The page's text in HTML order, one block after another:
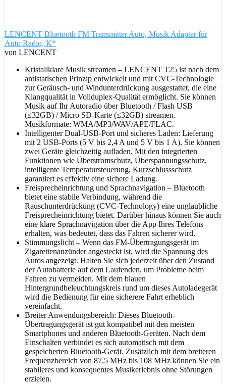
LENCENT Bluetooth FM Transmitter Auto, Musik Adapter für
Auto Radio, K*
von LENCENT
Kristallklare Musik streamen – LENCENT T25 ist nach dem
antistatischen Prinzip entwickelt und mit CVC-Technologie
zur Geräusch- und Windunterdrückung ausgestattet, die eine
Klangqualität in Vollduplex-Qualität ermöglicht. Sie können
Musik auf Ihr Autoradio über Bluetooth / Flash USB
(≤32GB) / Micro SD-Karte (≤32GB) streamen.
Musikformate: WMA/MP3/WAV/APE/FLAC.
Intelligenter Dual-USB-Port und sicheres Laden: Lieferung
mit 2 USB-Ports (5 V bis 2,4 A und 5 V bis 1 A), Sie können
zwei Geräte gleichzeitig aufladen. Mit den integrierten
Funktionen wie Überstromschutz, Überspannungsschutz,
intelligente Temperatursteuerung, Kurzschlussschutz
garantiert es effektiv eine sichere Ladung.
Freisprecheinrichtung und Sprachnavigation – Bluetooth
bietet eine stabile Verbindung, während die
Rauschunterdrückung (CVC-Technology) eine unglaubliche
Freisprecheinrichtung bietet. Darüber hinaus können Sie auch
eine klare Sprachnavigation über die App Ihres Telefons
erhalten, was bedeutet, dass das Fahren sicherer wird.
Stimmungslicht – Wenn das FM-Übertragungsgerät im
Zigarettenanzünder angesteckt ist, wird die Spannung des
Autos angezeigt. Halten Sie sich jederzeit über den Zustand
der Autobatterie auf dem Laufenden, um Probleme beim
Fahren zu vermeiden. Mit dem blauen
Hintergrundbeleuchtungskreis rund um dieses Autoladegerät
wird die Bedienung für eine sicherere Fahrt erheblich
vereinfacht.
Breiter Anwendungsbereich: Dieses Bluetooth-
Übertragungsgerät ist gut kompatibel mit den meisten
Smartphones und anderen Bluetooth-Geräten. Nach dem
Einschalten verbindet es sich automatisch mit dem
gespeicherten Bluetooth-Gerät. Zusätzlich mit dem breiteren
Frequenzbereich von 87,5 MHz bis 108 MHz können Sie ein
stabileres und konsequentes Musikerlebnis ohne Störungen
erzielen.